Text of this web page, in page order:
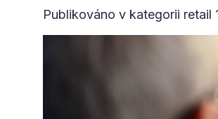
Publikováno v kategorii retail